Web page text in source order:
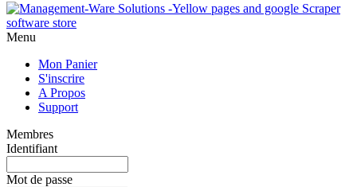
Menu
Mon Panier
S'inscrire
A Propos
Support
Membres
Identifiant
Mot de passe